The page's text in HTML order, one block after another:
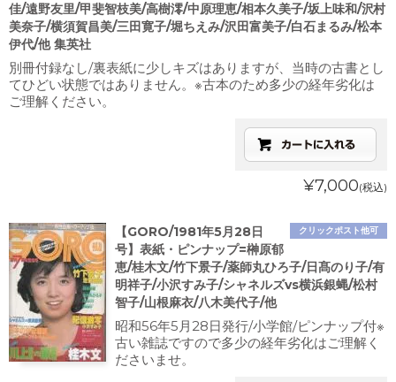
佳/遠野友里/甲斐智枝美/高樹澪/中原理恵/相本久美子/坂上味和/沢村
美奈子/横須賀昌美/三田寛子/堀ちえみ/沢田富美子/白石まるみ/松本
伊代/他 集英社
別冊付録なし/裏表紙に少しキズはありますが、当時の古書とし
てひどい状態ではありません。※古本のため多少の経年劣化は
ご理解ください。
¥7,000(税込)
クリックポスト他可
【GORO/1981年5月28日
号】表紙・ピンナップ=榊原郁
恵/桂木文/竹下景子/薬師丸ひろ子/日髙のり子/有
明祥子/小沢すみ子/シャネルズvs横浜銀蝿/松村
智子/山根麻衣/八木美代子/他
昭和56年5月28日発行/小学館/ピンナップ付※
古い雑誌ですので多少の経年劣化はご理解く
ださいませ。